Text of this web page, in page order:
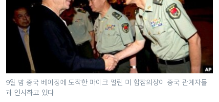
비
게
언어 선택
9일 밤 중국 베이징에 도착한 마이크 멀린 미 합참의장이 중국 관계자들
과 인사하고 있다.